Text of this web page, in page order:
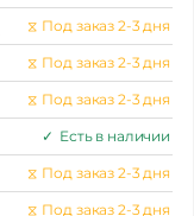
⧖ Под заказ 2-3 дня
⧖ Под заказ 2-3 дня
⧖ Под заказ 2-3 дня
✓ Есть в наличии
⧖ Под заказ 2-3 дня
⧖ Под заказ 2-3 дня